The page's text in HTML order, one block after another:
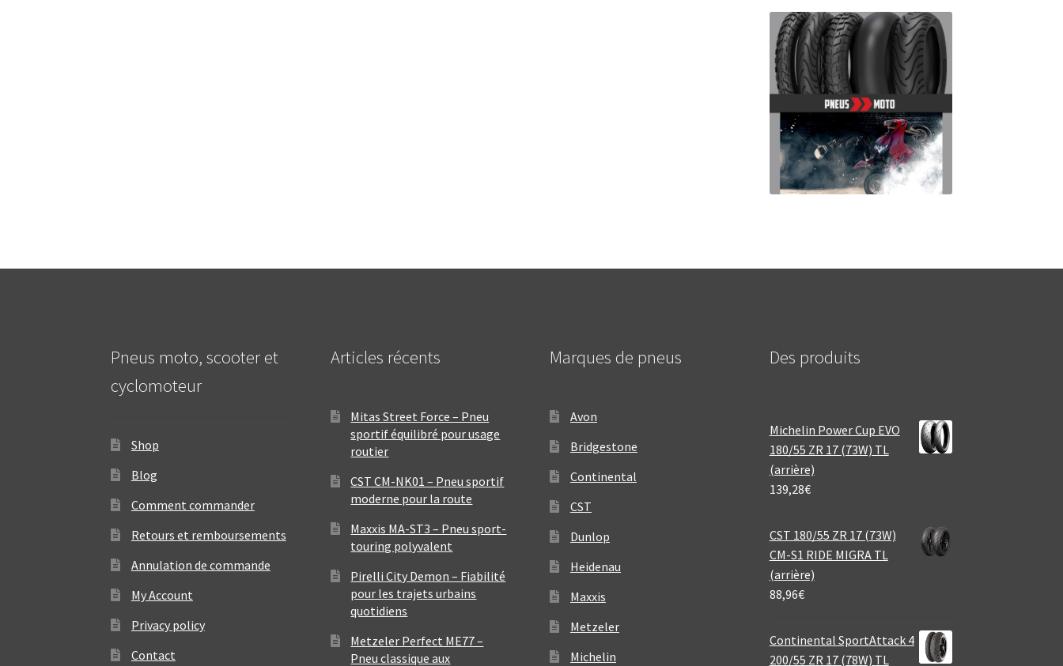
Pneus moto, scooter et
cyclomoteur
Shop
Blog
Comment commander
Retours et remboursements
Annulation de commande
My Account
Privacy policy
Contact
Articles récents
Mitas Street Force – Pneu
sportif équilibré pour usage
routier
CST CM-NK01 – Pneu sportif
moderne pour la route
Maxxis MA-ST3 – Pneu sport-
touring polyvalent
Pirelli City Demon – Fiabilité
pour les trajets urbains
quotidiens
Metzeler Perfect ME77 –
Pneu classique aux
Marques de pneus
Avon
Bridgestone
Continental
CST
Dunlop
Heidenau
Maxxis
Metzeler
Michelin
Des produits
Michelin Power Cup EVO
180/55 ZR 17 (73W) TL
(arrière)
139,28€
CST 180/55 ZR 17 (73W)
CM-S1 RIDE MIGRA TL
(arrière)
88,96€
Continental SportAttack 4
200/55 ZR 17 (78W) TL